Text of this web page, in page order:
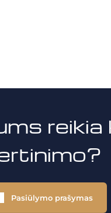
reikia
Pasiūlymo prašymas